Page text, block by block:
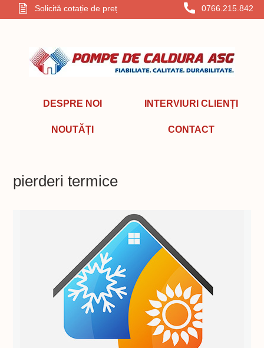
Solicită cotație de preț 0766.215.842
DESPRE NOI INTERVIURI CLIENȚI
NOUTĂȚI CONTACT
pierderi termice